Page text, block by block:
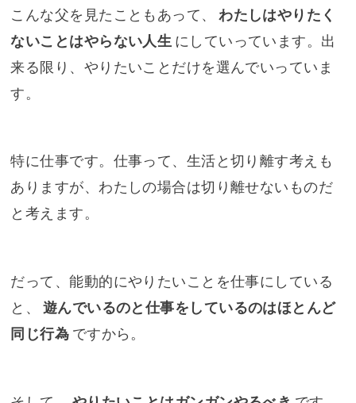
こんな父を見たこともあって、
わたしはやりたく
ないことはやらない人生 にしていっています。出
来る限り、やりたいことだけを選んでいっていま
す。
特に仕事です。仕事って、生活と切り離す考えも
ありますが、わたしの場合は切り離せないものだ
と考えます。
だって、能動的にやりたいことを仕事にしている
と、
遊んでいるのと仕事をしているのはほとんど
同じ行為 ですから。